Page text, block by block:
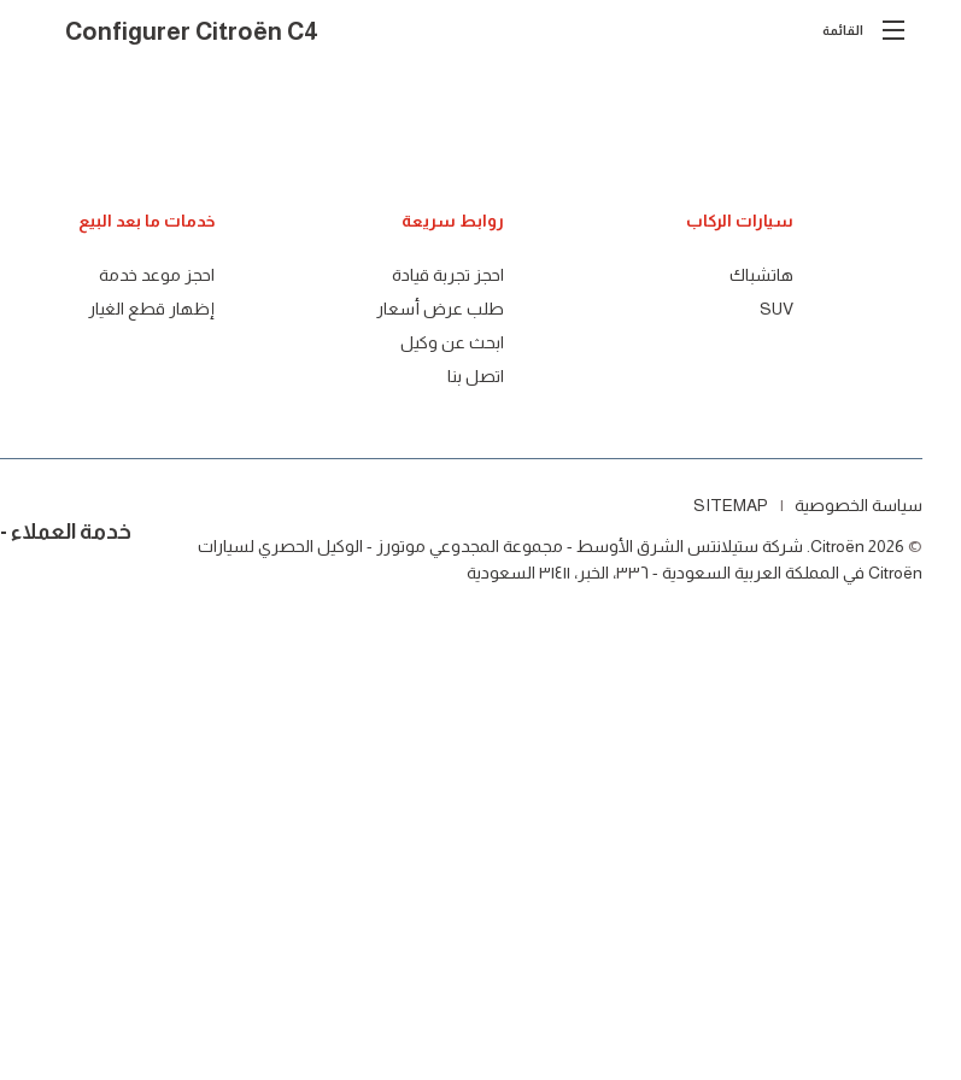
القائمة Configurer Citroën C4
سيارات الركاب
هاتشباك
SUV
روابط سريعة
احجز تجربة قيادة
طلب عرض أسعار
ابحث عن وكيل
اتصل بنا
خدمات ما بعد البيع
احجز موعد خدمة
إظهار قطع الغيار
خدمة العملاء - 920011729 / للشكاوي والاقتراحات - 8002485000
Citroën 2026. شركة ستيلانتس الشرق الأوسط - مجموعة المجدوعي موتورز - الوكيل الحصري لسيارات
Citroën في المملكة العربية السعودية - ٣٣٦، الخبر، ٣١٤١١ السعودية
سياسة الخصوصية SITEMAP